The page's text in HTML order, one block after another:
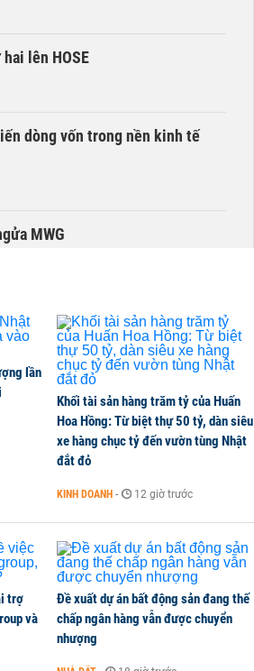
lên HOSE
dòng vốn trong nền kinh tế
MWG
hữu tối thiểu 65% VietinBank?
1 tỷ USD
gần 77.800 tỷ
lần
Khối tài sản hàng trăm tỷ của Huấn
Hoa Hồng: Từ biệt thự 50 tỷ, dàn siêu
xe hàng chục tỷ đến vườn tùng Nhật
đắt đỏ
KINH DOANH - 12 giờ trước
trợ
và
Đề xuất dự án bất động sản đang thế
chấp ngân hàng vẫn được chuyển
nhượng